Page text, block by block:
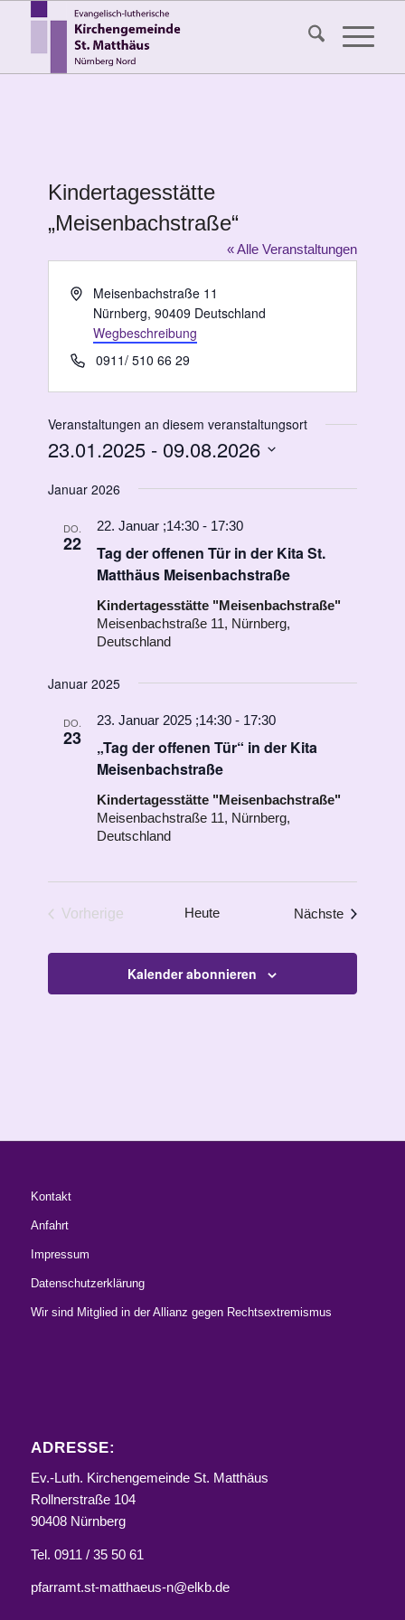
Kindertagesstätte
„Meisenbachstraße“
« Alle Veranstaltungen
AdresseMeisenbachstraße 11
Nürnberg, 90409 Deutschland
Wegbeschreibung
Telefon0911/ 510 66 29
Veranstaltungen an diesem veranstaltungsort
23.01.2025 - 09.08.2026
wählen.
Januar 2026
DO.
22
Tag der offenen Tür in der Kita St.
Matthäus Meisenbachstraße
22. Januar ;14:30 - 17:30
Kindertagesstätte "Meisenbachstraße"
Meisenbachstraße 11, Nürnberg,
Deutschland
Januar 2025
DO.
23
„Tag der offenen Tür“ in der Kita
Meisenbachstraße
23. Januar 2025 ;14:30 - 17:30
Kindertagesstätte "Meisenbachstraße"
Meisenbachstraße 11, Nürnberg,
Deutschland
Vorherige
Heute Nächste
Kalender abonnieren
Kontakt
Anfahrt
Impressum
Datenschutzerklärung
Wir sind Mitglied in der Allianz gegen Rechtsextremismus
ADRESSE:
Ev.-Luth. Kirchengemeinde St. Matthäus
Rollnerstraße 104
90408 Nürnberg
Tel. 0911 / 35 50 61
pfarramt.st-matthaeus-n@elkb.de